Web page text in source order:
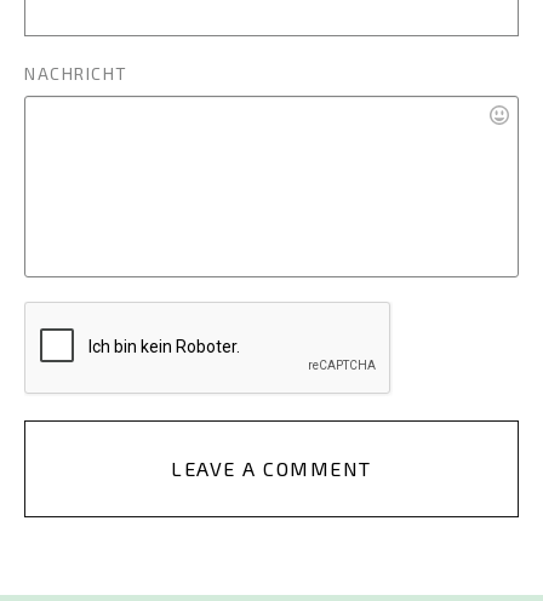
NACHRICHT
LEAVE A COMMENT